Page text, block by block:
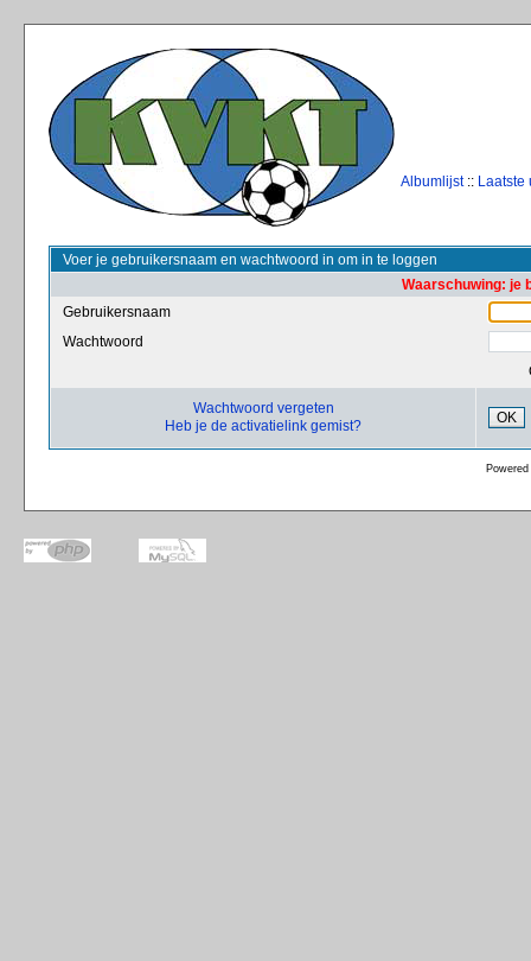
Albumlijst:: Laatste
Voer je gebruikersnaam en wachtwoord in om in te loggen
Waarschuwing: je
Gebruikersnaam
Wachtwoord
Wachtwoord vergeten
Heb je de activatielink gemist?
OK